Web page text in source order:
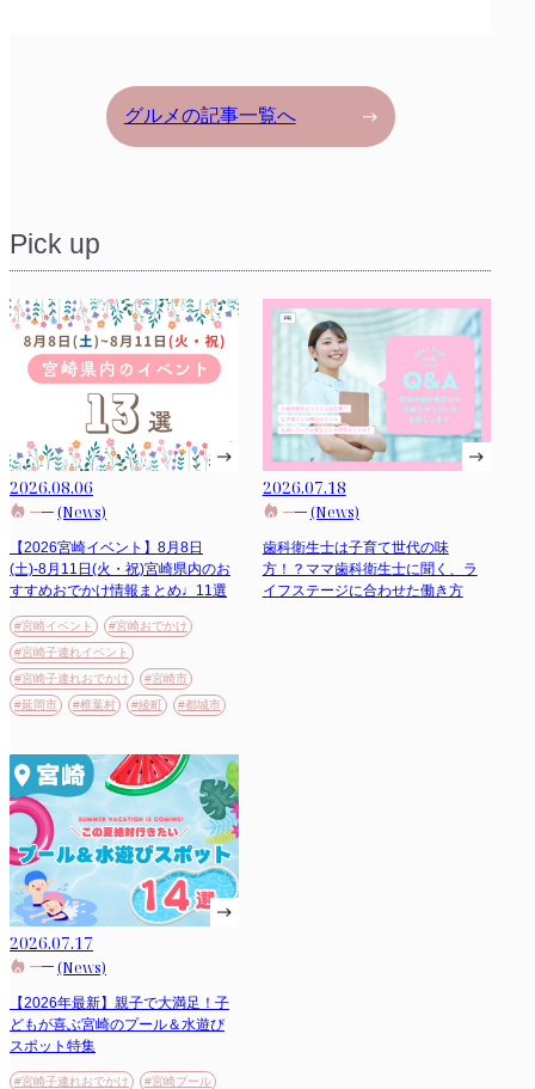
グルメの記事一覧へ
Pick up
2026.08.06
(News)
【2026宮崎イベント】8月8日
(土)-8月11日(火・祝)宮崎県内のお
すすめおでかけ情報まとめ♩11選
#宮崎イベント
#宮崎おでかけ
#宮崎子連れイベント
#宮崎子連れおでかけ
#宮崎市
#延岡市
#椎葉村 #綾町 #都城市
2026.07.18
(News)
歯科衛生士は子育て世代の味
方！？ママ歯科衛生士に聞く、ラ
イフステージに合わせた働き方
2026.07.17
(News)
【2026年最新】親子で大満足！子
どもが喜ぶ宮崎のプール＆水遊び
スポット特集
#宮崎子連れおでかけ #宮崎プール